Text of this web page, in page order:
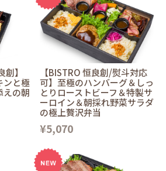
】
ンと極
えの朝
【BISTRO 恒良創/熨斗対応
可】至極のハンバーグ＆しっ
とりローストビーフ＆特製サ
ーロイン＆朝採れ野菜サラダ
の極上贅沢弁当
¥5,070